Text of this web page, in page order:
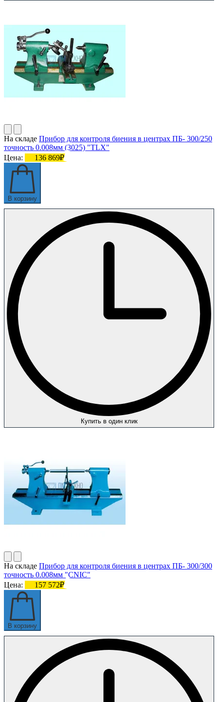
На складе Прибор для контроля биения в центрах ПБ- 300/250
точность 0.008мм (3025) "TLX"
Цена:
136 869₽
В корзину
Купить в один клик
На складе Прибор для контроля биения в центрах ПБ- 300/300
точность 0.008мм "CNIC"
Цена:
157 572₽
В корзину